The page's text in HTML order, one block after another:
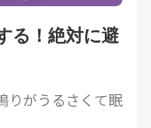
る！絶対に避
りがうるさくて眠